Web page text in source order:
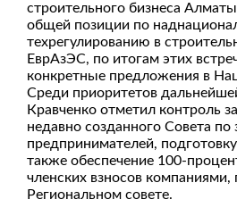
строительного бизнеса
общей позиции по
техрегулированию в
ЕврАзЭС, по итогам этих
конкретные предложения в
Среди приоритетов
Кравченко отметил контроль
недавно созданного Совета по
предпринимателей,
также обеспечение 100-
членских взносов
Региональном совете.